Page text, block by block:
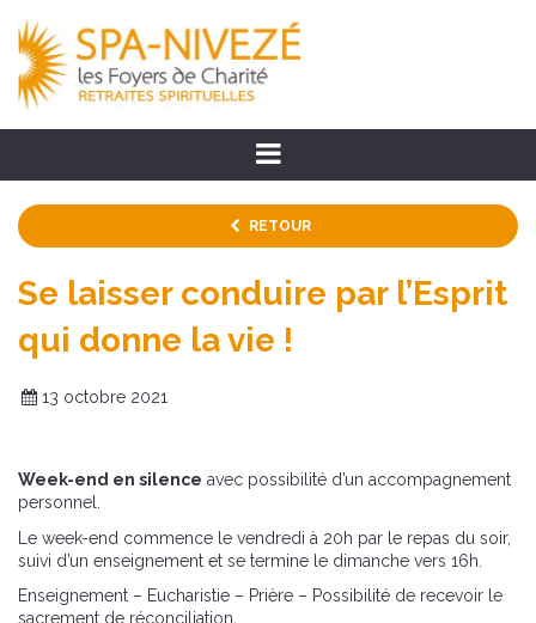
RETOUR
Se laisser conduire par l’Esprit
qui donne la vie !
13 octobre 2021
Week-end en silence avec possibilité d’un accompagnement
personnel.
Le week-end commence le vendredi à 20h par le repas du soir,
suivi d’un enseignement et se termine le dimanche vers 16h.
Enseignement – Eucharistie – Prière – Possibilité de recevoir le
sacrement de réconciliation.